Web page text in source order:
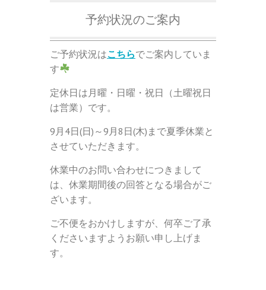
予約状況のご案内
ご予約状況はこちらでご案内していま
す
定休日は月曜・日曜・祝日（土曜祝日
は営業）です。
9月4日(日)～9月8日(木)まで夏季休業と
させていただきます。
休業中のお問い合わせにつきまして
は、休業期間後の回答となる場合がご
ざいます。
ご不便をおかけしますが、何卒ご了承
くださいますようお願い申し上げま
す。